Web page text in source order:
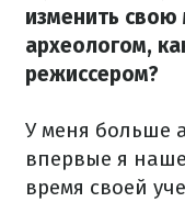
изменить свою
археологом,
режиссером?
У меня больше
впервые я
время своей